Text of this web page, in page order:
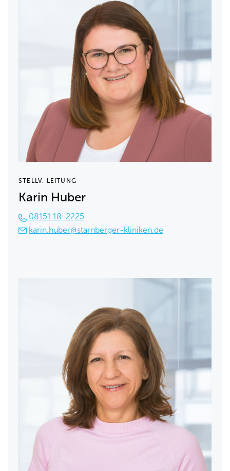
STELLV. LEITUNG
Karin Huber
08151 18-2225
karin.huber@starnberger-kliniken.de